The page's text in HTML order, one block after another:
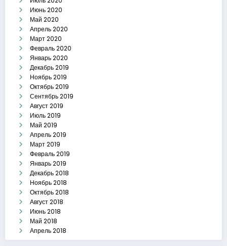
Июнь 2020
Май 2020
Апрель 2020
Март 2020
Февраль 2020
Январь 2020
Декабрь 2019
Ноябрь 2019
Октябрь 2019
Сентябрь 2019
Август 2019
Июль 2019
Май 2019
Апрель 2019
Март 2019
Февраль 2019
Январь 2019
Декабрь 2018
Ноябрь 2018
Октябрь 2018
Август 2018
Июнь 2018
Май 2018
Апрель 2018